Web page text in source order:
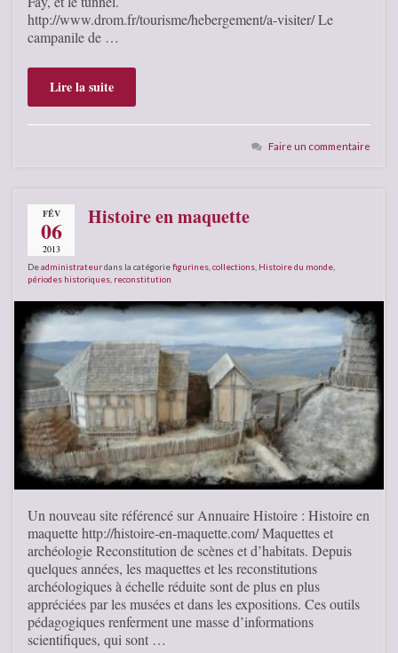
http://www.drom.fr/tourisme/hebergement/a-visiter/ Le
campanile de …
Lire la suite
Faire un commentaire
FÉV
06
2013
Histoire en maquette
Deadministrateurdans la catégoriefigurines, collections Histoire du monde
périodes historiques reconstitution
Un nouveau site référencé sur Annuaire Histoire : Histoire en
maquette http://histoire-en-maquette.com/ Maquettes et
archéologie Reconstitution de scènes et d’habitats. Depuis
quelques années, les maquettes et les reconstitutions
archéologiques à échelle réduite sont de plus en plus
appréciées par les musées et dans les expositions. Ces outils
pédagogiques renferment une masse d’informations
scientifiques, qui sont …